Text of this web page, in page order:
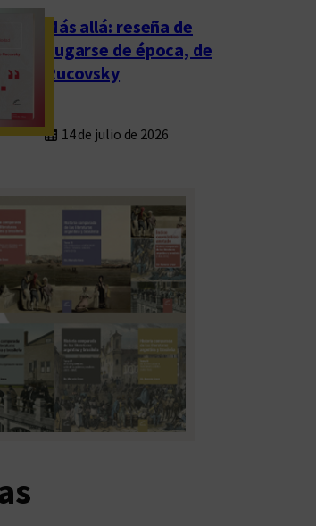
Más allá: reseña de
Fugarse de época, de
Rucovsky
14 de julio de 2026